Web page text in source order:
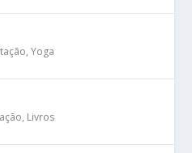
,Yoga
, Livros